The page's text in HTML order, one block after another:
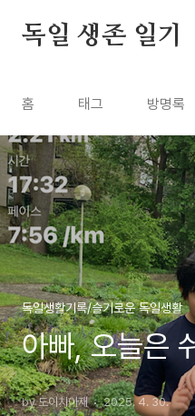
독일 생존 일기
홈 태그 방명록
독일생활기록/슬기로운 독일생활
아빠, 오늘은
by 도이치아재 2025. 4. 30.